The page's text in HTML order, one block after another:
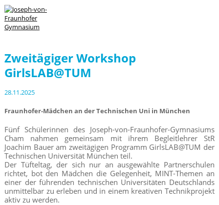
Zweitägiger Workshop
GirlsLAB@TUM
28.11.2025
Fraunhofer-Mädchen an der Technischen Uni in München
Fünf Schülerinnen des Joseph-von-Fraunhofer-Gymnasiums
Cham nahmen gemeinsam mit ihrem Begleitlehrer StR
Joachim Bauer am zweitägigen Programm GirlsLAB@TUM der
Technischen Universität München teil.
Der Tüfteltag, der sich nur an ausgewählte Partnerschulen
richtet, bot den Mädchen die Gelegenheit, MINT-Themen an
einer der führenden technischen Universitäten Deutschlands
unmittelbar zu erleben und in einem kreativen Technikprojekt
aktiv zu werden.